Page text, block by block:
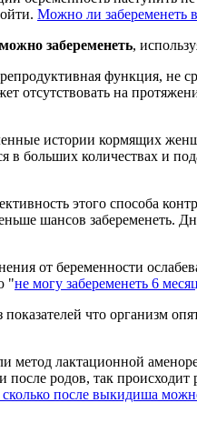
Можно ли забеременеть
забеременеть,
функция, не
отсутствовать на
истории кормящих
больших количествах и
этого способа
шансов забеременеть.
от беременности
"не могу забеременеть 6
что организм
метод лактационной
родов, так
сколько после выкидиша